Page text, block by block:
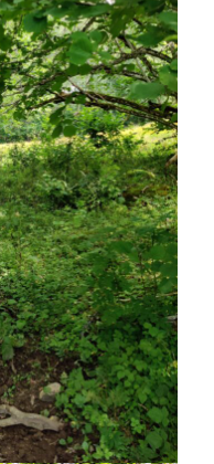
F L
S
5 6
7
12 13
14
19 20
21
26 27
28